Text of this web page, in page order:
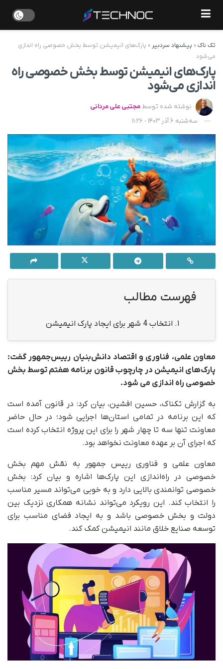
تک ناک» پیشنهاد سردبیر » پارک‌های انیمیشن توسط بخش خصوصی راه اندازی
می‌شود
پارک‌های انیمیشن توسط بخش خصوصی راه
اندازی می‌شود
نوشته شده توسط مجتبی علی مردانی
سه‌شنبه 6 آذر 1403 - 11:26
فهرست مطالب
1. انتخاب 4 شهر برای ایجاد پارک انیمیشن
معاون علمی، فناوری و اقتصاد دانش‌بنیان رییس‌جمهور گفت:
پارک‌های انیمیشن در چارچوب قانون برنامه هفتم توسط بخش
خصوصی راه اندازی می شود.
به گزارش تکناک، حسین افشین، بیان کرد: در قانون آمده است
که این برنامه در تمامی استان‌ها اجرایی شود؛ در حال حاضر
معاونت تنها سه تا چهار شهر را برای این پروژه انتخاب کرده است
که اجرای آن بر عهده معاونت نخواهد بود.
معاون علمی و فناوری رییس جمهور به نقش مهم بخش
خصوصی در راه‌اندازی این پارک‌ها اشاره و بیان کرد: بخش
خصوصی توانمندی بالایی دارد و به خوبی می‌تواند مسیر مناسب
را انتخاب کند. این رویکرد می‌تواند نشانه‌ همکاری نزدیک بین
دولت و بخش خصوصی باشد و به ایجاد فضای مناسب برای
توسعه صنایع خلاق مانند انیمیشن کمک کند.